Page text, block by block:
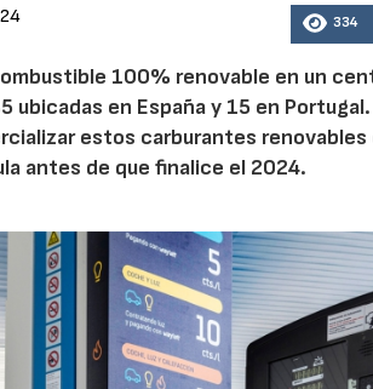
334
100% renovable en un
ubicadas en España y 15 en
estos carburantes
antes de que finalice el 2024.